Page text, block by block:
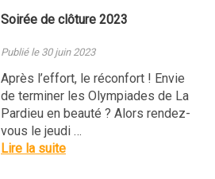
Soirée de clôture 2023
Publié le 30 juin 2023
Après l’effort, le réconfort ! Envie
de terminer les Olympiades de La
Pardieu en beauté ? Alors rendez-
vous le jeudi …
Lire la suite